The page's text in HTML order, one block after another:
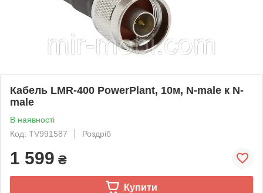
Кабель LMR-400 PowerPlant, 10м, N-male к N-
male
В наявності
Код: TV991587
Роздріб
1 599 ₴
Купити